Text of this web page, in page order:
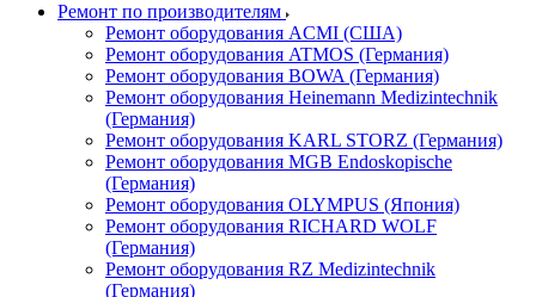
Ремонт по производителям
Ремонт оборудования ACMI (США)
Ремонт оборудования ATMOS (Германия)
Ремонт оборудования BOWA (Германия)
Ремонт оборудования Heinemann Medizintechnik
(Германия)
Ремонт оборудования KARL STORZ (Германия)
Ремонт оборудования MGB Endoskopische
(Германия)
Ремонт оборудования OLYMPUS (Япония)
Ремонт оборудования RICHARD WOLF
(Германия)
Ремонт оборудования RZ Medizintechnik
(Германия)